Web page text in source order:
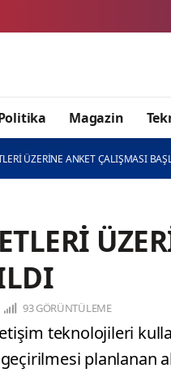
USTALIK VE
Magazin
ÜZERİNE ANKET ÇALIŞMASI
93 GÖRÜNTÜLEME
teknolojileri
planlanan